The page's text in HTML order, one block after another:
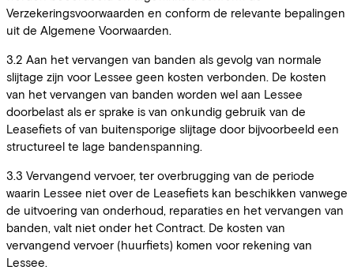
Verzekeringsvoorwaarden en conform de relevante bepalingen
uit de Algemene Voorwaarden.
3.2 Aan het vervangen van banden als gevolg van normale
slijtage zijn voor Lessee geen kosten verbonden. De kosten
van het vervangen van banden worden wel aan Lessee
doorbelast als er sprake is van onkundig gebruik van de
Leasefiets of van buitensporige slijtage door bijvoorbeeld een
structureel te lage bandenspanning.
3.3 Vervangend vervoer, ter overbrugging van de periode
waarin Lessee niet over de Leasefiets kan beschikken vanwege
de uitvoering van onderhoud, reparaties en het vervangen van
banden, valt niet onder het Contract. De kosten van
vervangend vervoer (huurfiets) komen voor rekening van
Lessee.